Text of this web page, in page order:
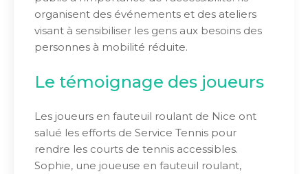
organisent des événements et des ateliers
visant à sensibiliser les gens aux besoins des
personnes à mobilité réduite.
Le témoignage des joueurs
Les joueurs en fauteuil roulant de Nice ont
salué les efforts de Service Tennis pour
rendre les courts de tennis accessibles.
Sophie, une joueuse en fauteuil roulant,